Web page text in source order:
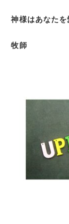
神様はあなたを
牧師